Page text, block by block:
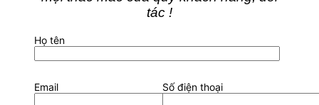
tác !
Họ tên
Email Số điện thoại